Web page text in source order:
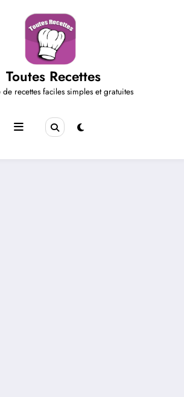
Toutes Recettes
de recettes faciles simples et gratuites